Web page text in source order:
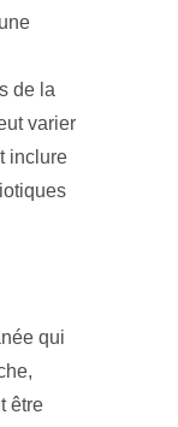
de la
varier
inclure
qui
être